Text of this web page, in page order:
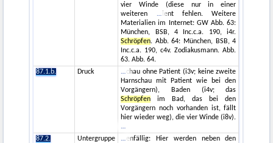
vier Winde (diese nur in einer
weiteren
ient fehlen. Weitere
Materialien im Internet: GW Abb. 63:
München, BSB, 4 Inc.c.a. 190, i4r.
Schröpfen. Abb. 64: München, BSB, 4
Inc.c.a. 190, c4v. Zodiakusmann. Abb.
63. Abb. 64.
87.1.b.
Druck
chau ohne Patient (i3v; keine zweite
Harnschau mit Patient wie bei den
Vorgängern), Baden (i4v; das
Schröpfen im Bad, das bei den
Vorgängern noch vorhanden ist, fällt
hier wieder weg), die vier Winde (i8v).
87.2. Untergruppe
enfällig: Hier werden neben den